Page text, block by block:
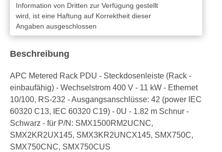
Information von Dritten zur Verfügung gestellt
wird, ist eine Haftung auf Korrektheit dieser
Angaben ausgeschlossen
Beschreibung
APC Metered Rack PDU - Steckdosenleiste (Rack -
einbaufähig) - Wechselstrom 400 V - 11 kW - Ethernet
10/100, RS-232 - Ausgangsanschlüsse: 42 (power IEC
60320 C13, IEC 60320 C19) - 0U - 1.82 m Schnur -
Schwarz - für P/N: SMX1500RM2UCNC,
SMX2KR2UX145, SMX3KR2UNCX145, SMX750C,
SMX750CNC, SMX750CUS